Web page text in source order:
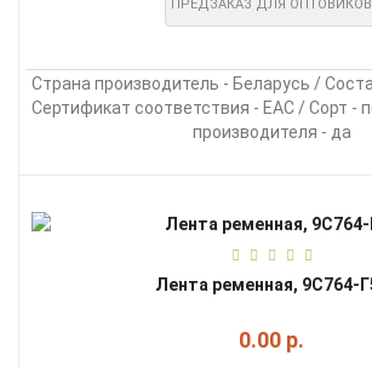
ПРЕДЗАКАЗ ДЛЯ ОПТОВИКОВ
Страна производитель - Беларусь /
Сертификат соответствия - EAC / Сорт -
производителя - да
Лента ременная, 9С764-
0.00 р.